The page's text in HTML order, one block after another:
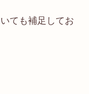
ても補足してお